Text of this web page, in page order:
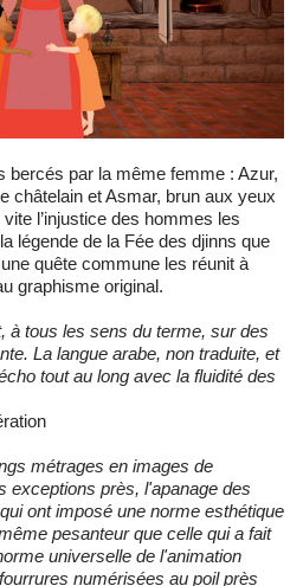
châtelain et Asmar, brun aux yeux
l’injustice des hommes les
légende de la Fée des djinns que
quête commune les réunit à
graphisme original.
à tous les sens du terme, sur des
La langue arabe, non traduite, et
tout au long avec la fluidité des
métrages en images de
exceptions près, l'apanage des
ont imposé une norme esthétique
pesanteur que celle qui a fait
universelle de l'animation
numérisées au poil près